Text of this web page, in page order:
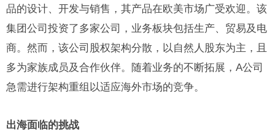
品的设计、开发与销售，其产品在欧美市场广受欢迎。该
集团公司投资了多家公司，业务板块包括生产、贸易及电
商。然而，该公司股权架构分散，以自然人股东为主，且
多为家族成员及合作伙伴。随着业务的不断拓展，A公司
急需进行架构重组以适应海外市场的竞争。
出海面临的挑战